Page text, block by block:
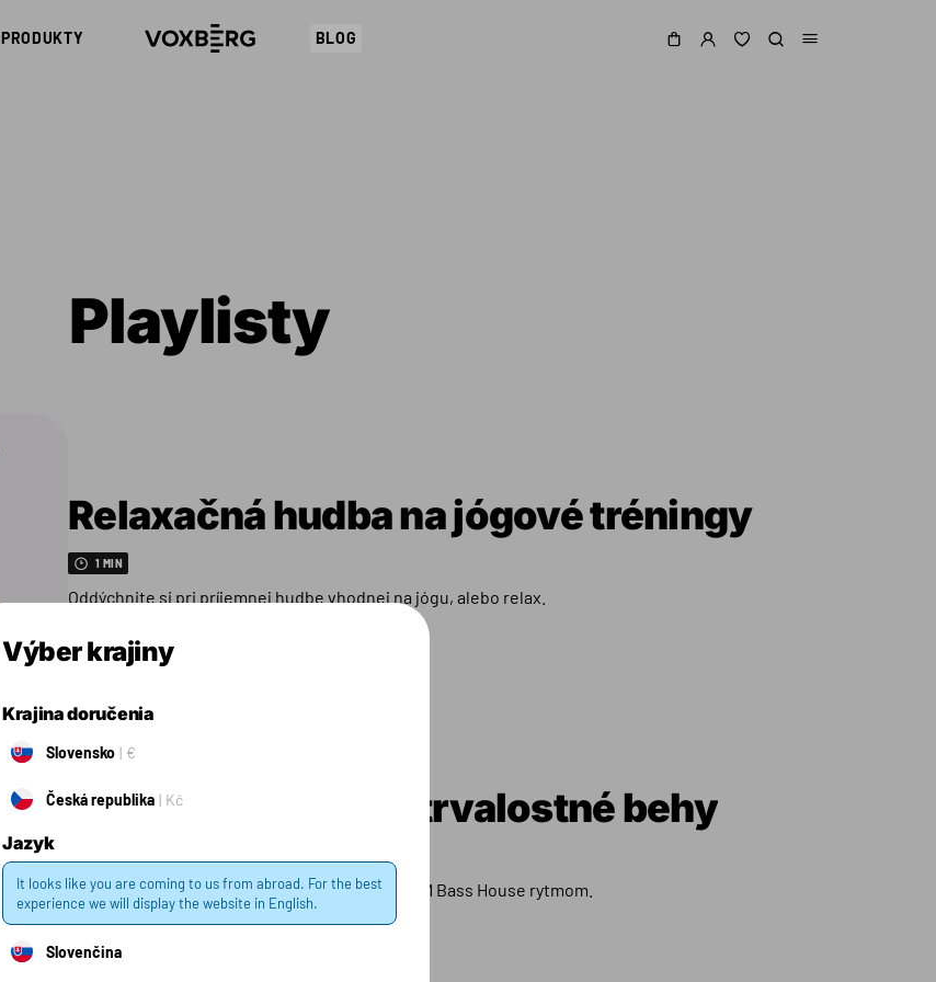
PRODUKTY BLOG
Playlisty
Relaxačná hudba na jógové tréningy
1 MIN
Oddýchnite si pri príjemnej hudbe vhodnej na jógu, alebo relax.
Bass House pre vytrvalostné behy
Pomôžte si udržať tempo s pravidelným 130 BPM Bass House rytmom.
Výber krajiny
Krajina doručenia
Slovensko €
Česká republika Kč
Jazyk
It looks like you are coming to us from abroad. For the best
experience we will display the website in English.
Slovenčina